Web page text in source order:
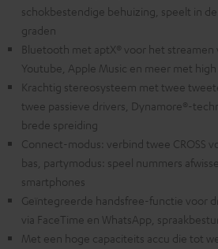
schokbestendige behuizing, speelt in
graden
Bluetooth met aptX® voor het streamen
Youtube, Apple Music en meer met
Krachtig stereosysteem met twee
twee passieve drivers, Dynamore®-
brede spreiding
Connect-modus: verbind twee CROSS
bas, partymodus: speel nummers
smartphones
Geïntegreerde handsfree-functie voor
via FaceTime en WhatsApp,
Met een hoge capaciteits accu die tot